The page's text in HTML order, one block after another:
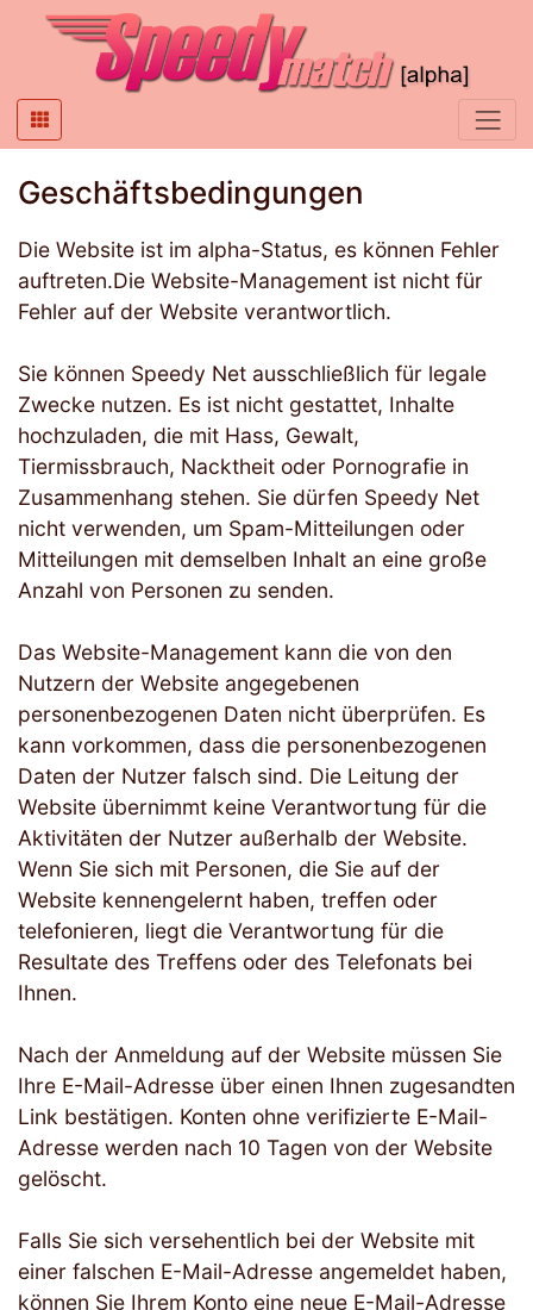
Geschäftsbedingungen
Die Website ist im alpha-Status, es können Fehler
auftreten.Die Website-Management ist nicht für
Fehler auf der Website verantwortlich.
Sie können Speedy Net ausschließlich für legale
Zwecke nutzen. Es ist nicht gestattet, Inhalte
hochzuladen, die mit Hass, Gewalt,
Tiermissbrauch, Nacktheit oder Pornografie in
Zusammenhang stehen. Sie dürfen Speedy Net
nicht verwenden, um Spam-Mitteilungen oder
Mitteilungen mit demselben Inhalt an eine große
Anzahl von Personen zu senden.
Das Website-Management kann die von den
Nutzern der Website angegebenen
personenbezogenen Daten nicht überprüfen. Es
kann vorkommen, dass die personenbezogenen
Daten der Nutzer falsch sind. Die Leitung der
Website übernimmt keine Verantwortung für die
Aktivitäten der Nutzer außerhalb der Website.
Wenn Sie sich mit Personen, die Sie auf der
Website kennengelernt haben, treffen oder
telefonieren, liegt die Verantwortung für die
Resultate des Treffens oder des Telefonats bei
Ihnen.
Nach der Anmeldung auf der Website müssen Sie
Ihre E-Mail-Adresse über einen Ihnen zugesandten
Link bestätigen. Konten ohne verifizierte E-Mail-
Adresse werden nach 10 Tagen von der Website
gelöscht.
Falls Sie sich versehentlich bei der Website mit
einer falschen E-Mail-Adresse angemeldet haben,
können Sie Ihrem Konto eine neue E-Mail-Adresse